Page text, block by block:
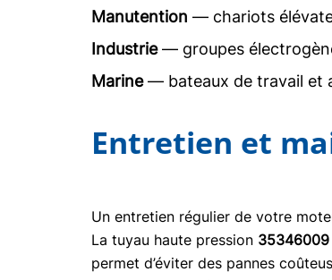
Manutention — chariots
Industrie— groupes
Marine— bateaux de travail et
Entretien et
Un entretien régulier de votre
La tuyau haute pression 35346009
permet d’éviter des pannes